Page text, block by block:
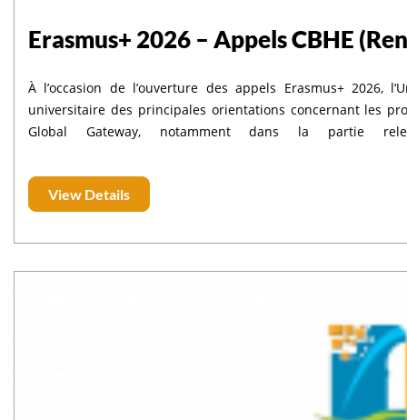
Erasmus+ 2026 – Appels CBHE
À l’occasion de l’ouverture des appels Erasmus+ 2026,
universitaire des principales orientations concernant les projets CBHE : Les projets doivent être
Global Gateway, notamment dans la partie
plus de deux projets CBHE. Les projets doivent renforcer la coopération avec les acteurs socio-économiques, l’industrie et
la recherche appliquée. Un accent particulier est mis sur le développement de curricula innovants dans la région
projets cross-régionaux. Priorités transversales Green Deal, transformation digitale, intégration des migrants, gouvernance
View Details